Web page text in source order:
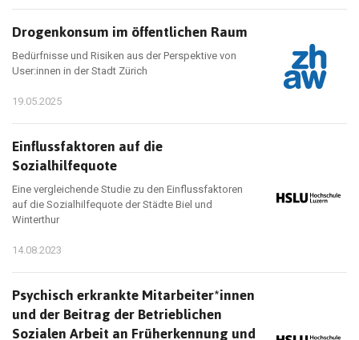
Drogenkonsum im öffentlichen Raum
Bedürfnisse und Risiken aus der Perspektive von
User:innen in der Stadt Zürich
19.05.2025
Einflussfaktoren auf die
Sozialhilfequote
Eine vergleichende Studie zu den Einflussfaktoren
auf die Sozialhilfequote der Städte Biel und
Winterthur
14.08.2023
Psychisch erkrankte Mitarbeiter*innen
und der Beitrag der Betrieblichen
Sozialen Arbeit an Früherkennung und